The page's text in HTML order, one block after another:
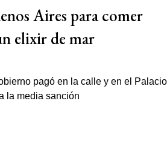
Aires para comer
elixir de mar